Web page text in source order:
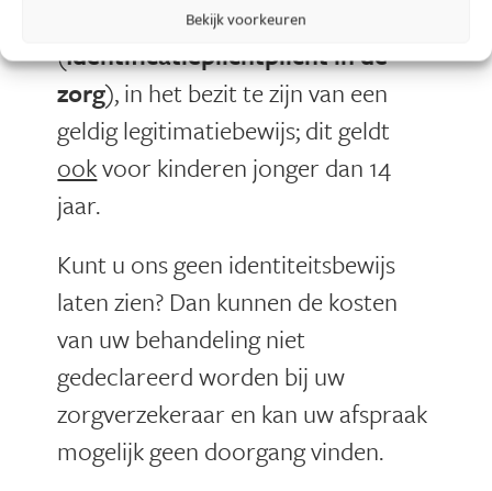
Bekijk voorkeuren
(Identificatieplichtplicht in de
zorg), in het bezit te zijn van een
geldig legitimatiebewijs; dit geldt
ookvoor kinderen jonger dan 14
jaar.
Kunt u ons geen identiteitsbewijs
laten zien? Dan kunnen de kosten
van uw behandeling niet
gedeclareerd worden bij uw
zorgverzekeraar en kan uw afspraak
mogelijk geen doorgang vinden.